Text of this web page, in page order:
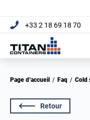
+33 2 18 69 18 70
Page d’accueil / Faq /
Retour